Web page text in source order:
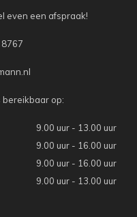
even een afspraak!
bereikbaar op:
9.00 uur - 13.00 uur
9.00 uur - 16.00 uur
9.00 uur - 16.00 uur
9.00 uur - 13.00 uur